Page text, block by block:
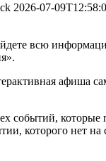
2026-07-
всю
афиша
событий,
которого нет на